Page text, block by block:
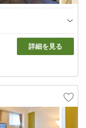
詳細を見る